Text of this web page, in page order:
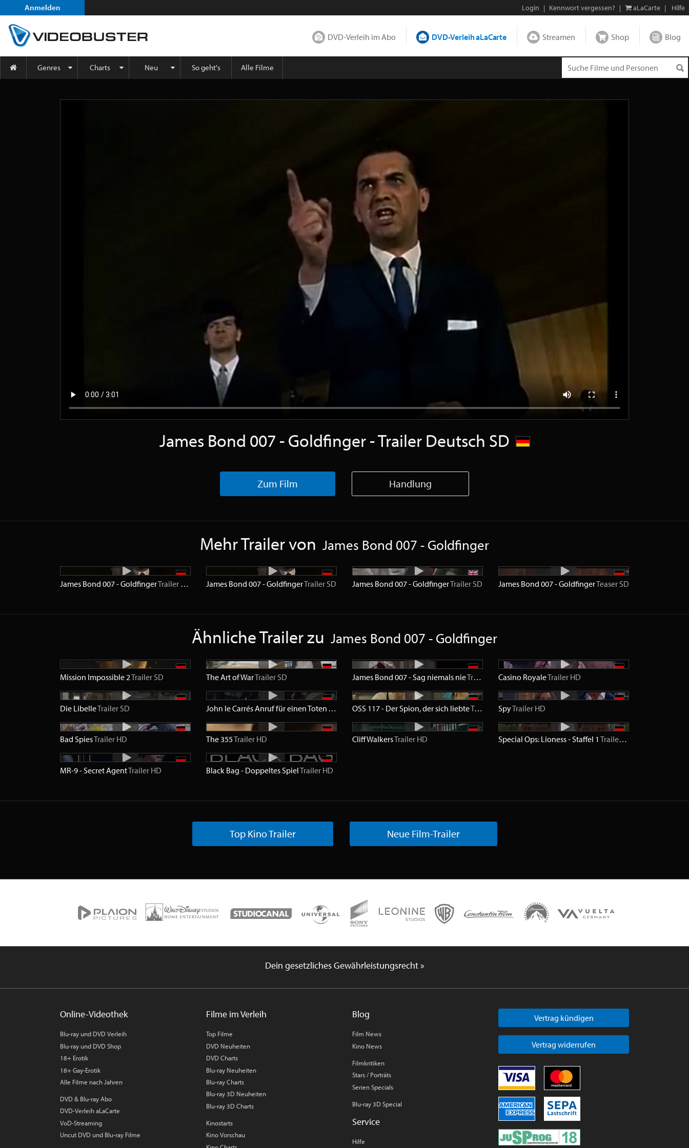
Anmelden Login | Kennwort vergessen? | aLaCarte | Hilfe
DVD-Verleih im Abo DVD-Verleih aLaCarte Streamen Shop Blog
Genres Charts Neu So geht's Alle Filme
James Bond 007 - Goldfinger - Trailer Deutsch SD
Zum Film Handlung
Mehr Trailer von James Bond 007 - Goldfinger
James Bond 007 - GoldfingerTrailer HD James Bond 007 - GoldfingerTrailer SD James Bond 007 - GoldfingerTrailer SD James Bond 007 - GoldfingerTeaser SD
Ähnliche Trailer zu James Bond 007 - Goldfinger
Mission Impossible 2Trailer SD The Art of WarTrailer SD James Bond 007 - Sag niemals nieTrailer SDCasino RoyaleTrailer HD
Die LibelleTrailer SD John le Carrés Anruf für einen Toten
Trailer HD
OSS 117 - Der Spion, der sich liebteTrailer SD
SpyTrailer HD
Bad SpiesTrailer HD The 355Trailer HD Cliff WalkersTrailer HD Special Ops: Lioness - Staffel 1 Trailer HD
MR-9 - Secret AgentTrailer HD Black Bag - Doppeltes SpielTrailer HD
Top Kino Trailer Neue Film-Trailer
Dein gesetzliches Gewährleistungsrecht »
Online-Videothek
Blu-ray und DVD Verleih
Blu-ray und DVD Shop
18+ Erotik
18+ Gay-Erotik
Alle Filme nach Jahren
DVD & Blu-ray Abo
DVD-Verleih aLaCarte
VoD-Streaming
Uncut DVD und Blu-ray Filme
Filme im Verleih
Top Filme
DVD Neuheiten
DVD Charts
Blu-ray Neuheiten
Blu-ray Charts
Blu-ray 3D Neuheiten
Blu-ray 3D Charts
Kinostarts
Kino Vorschau
Blog
Film News
Kino News
Filmkritiken
Stars / Porträts
Serien Specials
Blu-ray 3D Special
Service
Hilfe
Vertrag kündigen
Vertrag widerrufen